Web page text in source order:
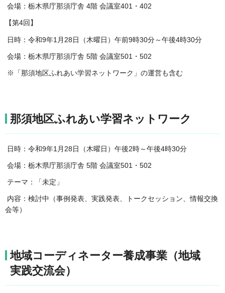
会場：栃木県庁那須庁舎 4階 会議室401・402
【第4回】
日時：令和9年1月28日（木曜日）午前9時30分～午後4時30分
会場：栃木県庁那須庁舎 5階 会議室501・502
※「那須地区ふれあい学習ネットワーク」の運営も含む
那須地区ふれあい学習ネットワーク
日時：令和9年1月28日（木曜日）午後2時～午後4時30分
会場：栃木県庁那須庁舎 5階 会議室501・502
テーマ：「未定」
内容：検討中（事例発表、実践発表、トークセッション、情報交換
会等）
地域コーディネーター養成事業（地域
実践交流会）